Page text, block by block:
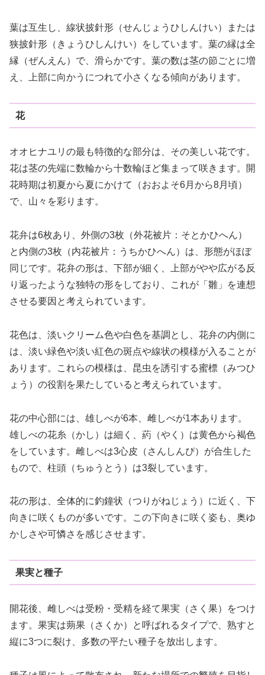
葉は互生し、線状披針形（せんじょうひしんけい）または
狭披針形（きょうひしんけい）をしています。葉の縁は全
縁（ぜんえん）で、滑らかです。葉の数は茎の節ごとに増
え、上部に向かうにつれて小さくなる傾向があります。
花
オオヒナユリの最も特徴的な部分は、その美しい花です。
花は茎の先端に数輪から十数輪ほど集まって咲きます。開
花時期は初夏から夏にかけて（おおよそ6月から8月頃）
で、山々を彩ります。
花弁は6枚あり、外側の3枚（外花被片：そとかひへん）
と内側の3枚（内花被片：うちかひへん）は、形態がほぼ
同じです。花弁の形は、下部が細く、上部がやや広がる反
り返ったような独特の形をしており、これが「雛」を連想
させる要因と考えられています。
花色は、淡いクリーム色や白色を基調とし、花弁の内側に
は、淡い緑色や淡い紅色の斑点や線状の模様が入ることが
あります。これらの模様は、昆虫を誘引する蜜標（みつひ
ょう）の役割を果たしていると考えられています。
花の中心部には、雄しべが6本、雌しべが1本あります。
雄しべの花糸（かし）は細く、葯（やく）は黄色から褐色
をしています。雌しべは3心皮（さんしんぴ）が合生した
もので、柱頭（ちゅうとう）は3裂しています。
花の形は、全体的に釣鐘状（つりがねじょう）に近く、下
向きに咲くものが多いです。この下向きに咲く姿も、奥ゆ
かしさや可憐さを感じさせます。
果実と種子
開花後、雌しべは受粉・受精を経て果実（さく果）をつけ
ます。果実は蒴果（さくか）と呼ばれるタイプで、熟すと
縦に3つに裂け、多数の平たい種子を放出します。